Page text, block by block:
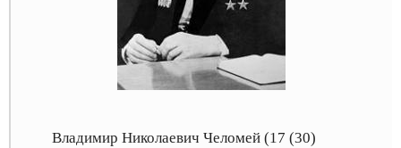
Владимир Николаевич Челомей (17 (30)